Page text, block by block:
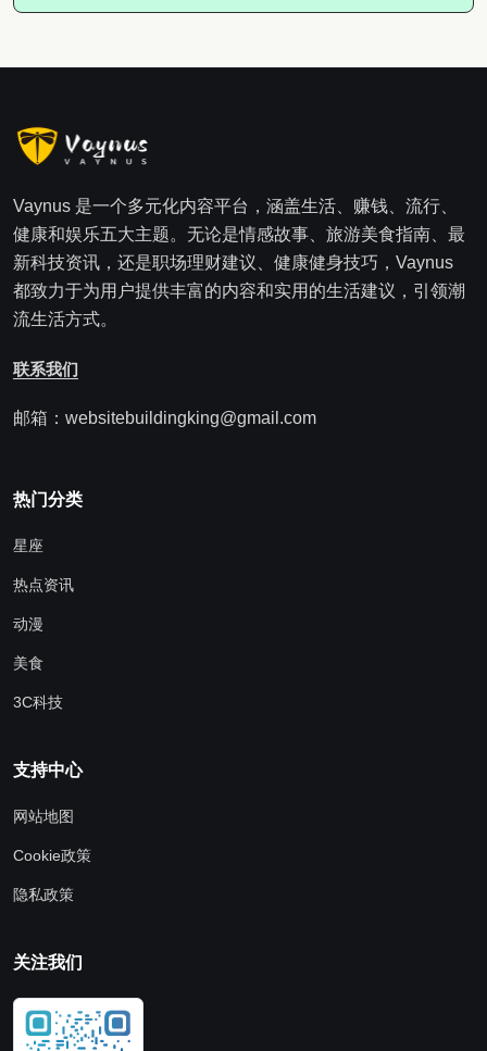
Vaynus 是一个多元化内容平台，涵盖生活、赚钱、流行、
健康和娱乐五大主题。无论是情感故事、旅游美食指南、最
新科技资讯，还是职场理财建议、健康健身技巧，Vaynus
都致力于为用户提供丰富的内容和实用的生活建议，引领潮
流生活方式。
联系我们
邮箱：websitebuildingking@gmail.com
热门分类
星座
热点资讯
动漫
美食
3C科技
支持中心
网站地图
Cookie政策
隐私政策
关注我们